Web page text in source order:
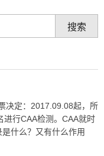
进行CAA检测。CAA就时
什么？又有什么作用